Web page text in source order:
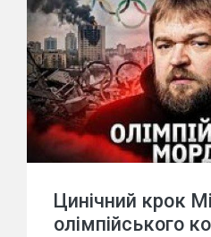
Цинічний крок
олімпійського